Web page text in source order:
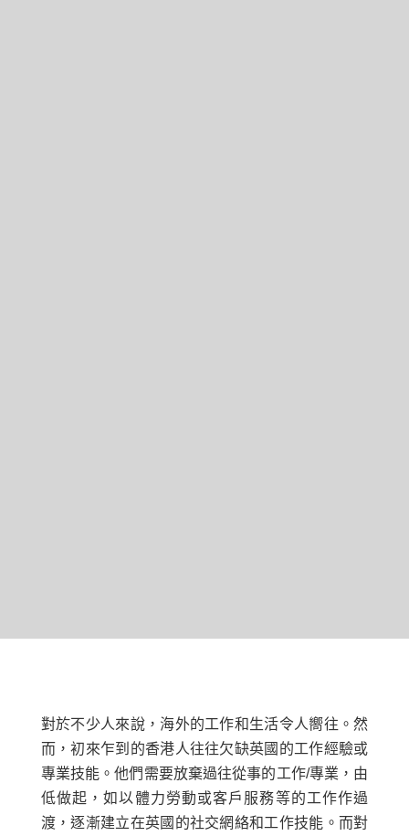
對於不少人來說，海外的工作和生活令人嚮往。然
而，初來乍到的香港人往往欠缺英國的工作經驗或
專業技能。他們需要放棄過往從事的工作/專業，由
低做起，如以體力勞動或客戶服務等的工作作過
渡，逐漸建立在英國的社交網絡和工作技能。而對